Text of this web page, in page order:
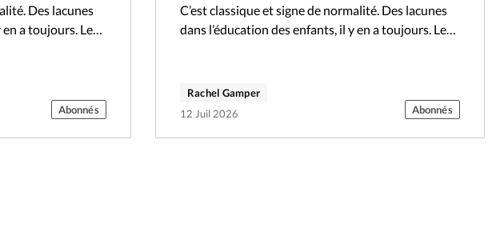
Des lacunes
a toujours. Les
Abonnés
C’est classique et signe de normalité. Des lacunes
dans l’éducation des enfants, il y en a toujours. Les
Rachel Gamper
12 Juil 2026
Abonnés